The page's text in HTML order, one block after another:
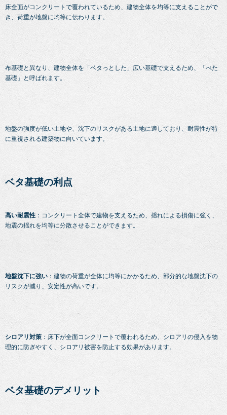
床全面がコンクリートで覆われているため、建物全体を均等に支えることがで
き、荷重が地盤に均等に伝わります。
布基礎と異なり、建物全体を「ベタっとした」広い基礎で支えるため、「べた
基礎」と呼ばれます。
地盤の強度が低い土地や、沈下のリスクがある土地に適しており、耐震性が特
に重視される建築物に向いています。
ベタ基礎の利点
高い耐震性 ：コンクリート全体で建物を支えるため、揺れによる損傷に強く、
地震の揺れを均等に分散させることができます。
地盤沈下に強い ：建物の荷重が全体に均等にかかるため、部分的な地盤沈下の
リスクが減り、安定性が高いです。
シロアリ対策 ：床下が全面コンクリートで覆われるため、シロアリの侵入を物
理的に防ぎやすく、シロアリ被害を防止する効果があります。
ベタ基礎のデメリット